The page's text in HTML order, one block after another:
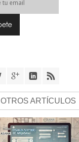
OTROS ARTÍCULOS